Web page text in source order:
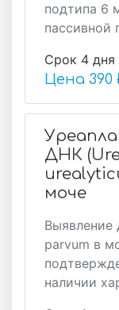
подтипа 6
пассивной
Срок 4 дня
Цена 390
ДНК
моче
Выявление
parvum в
наличии